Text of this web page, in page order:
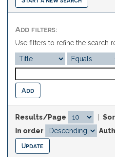
Add filters:
Use filters to refine the search
Results/Page
In order